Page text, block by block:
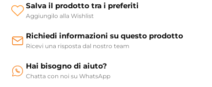
Salva il prodotto tra i preferiti
Aggiungilo alla Wishlist
Richiedi informazioni su questo prodotto
Ricevi una risposta dal nostro team
Hai bisogno di aiuto?
Chatta con noi su WhatsApp